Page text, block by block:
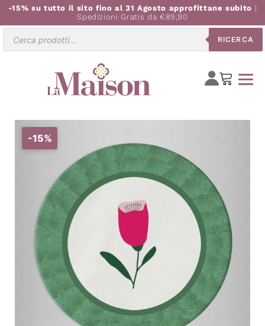
-15% su tutto il sito fino al 31 Agosto approfittane subito |
Spedizioni Gratis da €89,90
RICERCA
-15%